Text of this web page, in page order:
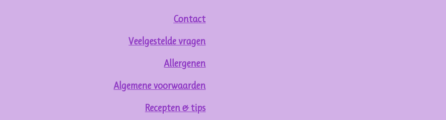
Contact
Veelgestelde vragen
Allergenen
Algemene voorwaarden
Recepten & tips